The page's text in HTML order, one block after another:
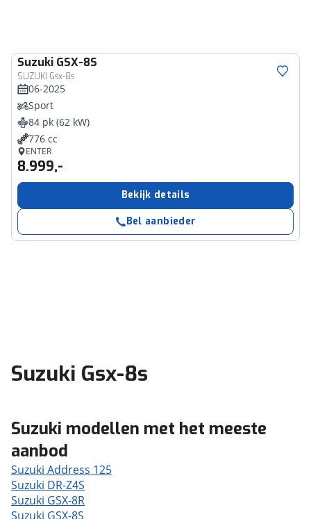
Suzuki GSX-8S
SUZUKI Gsx-8s
06-2025
Sport
84 pk (62 kW)
776 cc
ENTER
8.999,-
Bekijk details
Bel aanbieder
Suzuki Gsx-8s
Suzuki modellen met het meeste
aanbod
Suzuki Address 125
Suzuki DR-Z4S
Suzuki GSX-8R
Suzuki GSX-8S